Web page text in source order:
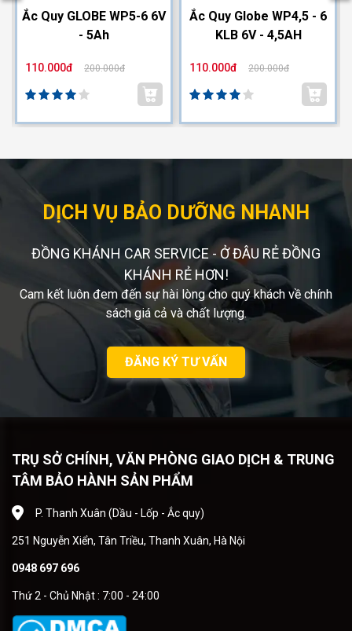
Ắc Quy GLOBE WP5-6 6V
- 5Ah
110.000đ 200.000đ
Ắc Quy Globe WP4,5 - 6
KLB 6V - 4,5AH
110.000đ 200.000đ
DỊCH VỤ BẢO DƯỠNG NHANH
ĐỒNG KHÁNH CAR SERVICE - Ở ĐÂU RẺ ĐỒNG
KHÁNH RẺ HƠN!
Cam kết luôn đem đến sự hài lòng cho quý khách về chính
sách giá cả và chất lượng.
ĐĂNG KÝ TƯ VẤN
TRỤ SỞ CHÍNH, VĂN PHÒNG GIAO DỊCH & TRUNG
TÂM BẢO HÀNH SẢN PHẨM
P. Thanh Xuân (Dầu - Lốp - Ắc quy)
251 Nguyễn Xiển, Tân Triều, Thanh Xuân, Hà Nội
0948 697 696
Thứ 2 - Chủ Nhật : 7:00 - 24:00